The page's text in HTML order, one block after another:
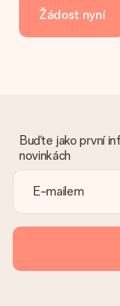
převodu platby
navíc.
vhodné řešení.
Je faktura
vždy v
MySurprise. To
příjemci, což je
Žádost nyní
Buďte jako první
novinkách